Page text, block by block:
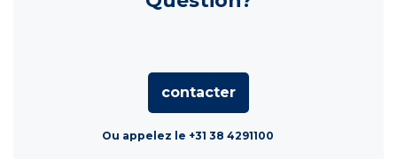
contacter
Ou appelez le +31 38 4291100